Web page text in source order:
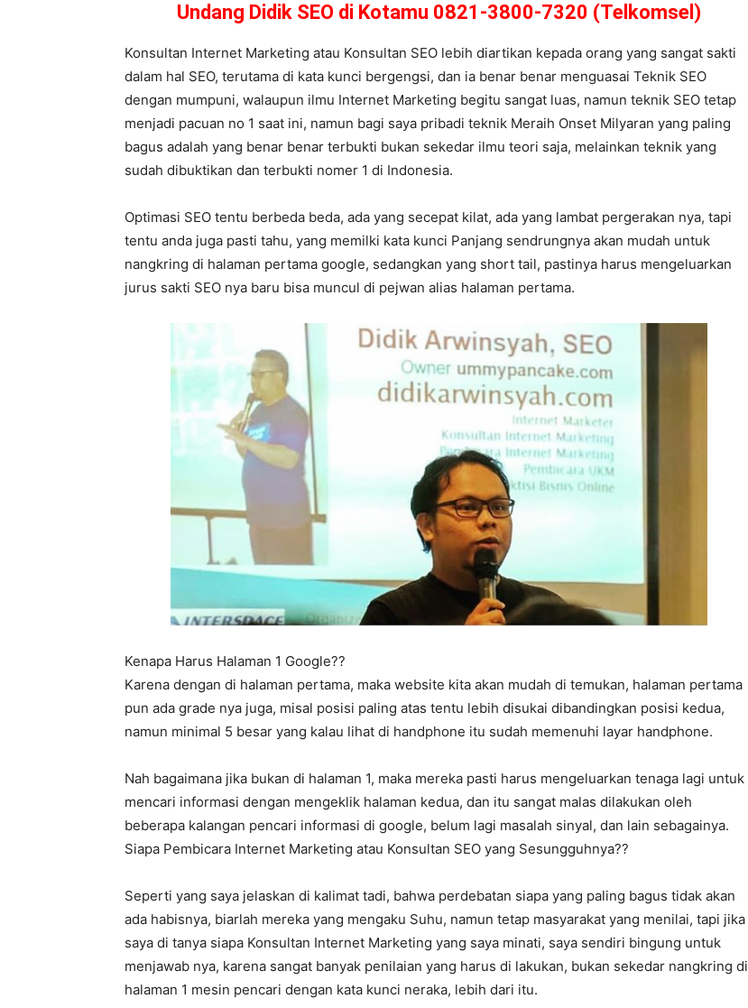
Undang Didik SEO di Kotamu 0821-3800-7320 (Telkomsel)
Konsultan Internet Marketing atau Konsultan SEO lebih diartikan kepada orang yang sangat sakti
dalam hal SEO, terutama di kata kunci bergengsi, dan ia benar benar menguasai Teknik SEO
dengan mumpuni, walaupun ilmu Internet Marketing begitu sangat luas, namun teknik SEO tetap
menjadi pacuan no 1 saat ini, namun bagi saya pribadi teknik Meraih Onset Milyaran yang paling
bagus adalah yang benar benar terbukti bukan sekedar ilmu teori saja, melainkan teknik yang
sudah dibuktikan dan terbukti nomer 1 di Indonesia.
Optimasi SEO tentu berbeda beda, ada yang secepat kilat, ada yang lambat pergerakan nya, tapi
tentu anda juga pasti tahu, yang memilki kata kunci Panjang sendrungnya akan mudah untuk
nangkring di halaman pertama google, sedangkan yang short tail, pastinya harus mengeluarkan
jurus sakti SEO nya baru bisa muncul di pejwan alias halaman pertama.
Kenapa Harus Halaman 1 Google??
Karena dengan di halaman pertama, maka website kita akan mudah di temukan, halaman pertama
pun ada grade nya juga, misal posisi paling atas tentu lebih disukai dibandingkan posisi kedua,
namun minimal 5 besar yang kalau lihat di handphone itu sudah memenuhi layar handphone.
Nah bagaimana jika bukan di halaman 1, maka mereka pasti harus mengeluarkan tenaga lagi untuk
mencari informasi dengan mengeklik halaman kedua, dan itu sangat malas dilakukan oleh
beberapa kalangan pencari informasi di google, belum lagi masalah sinyal, dan lain sebagainya.
Siapa Pembicara Internet Marketing atau Konsultan SEO yang Sesungguhnya??
Seperti yang saya jelaskan di kalimat tadi, bahwa perdebatan siapa yang paling bagus tidak akan
ada habisnya, biarlah mereka yang mengaku Suhu, namun tetap masyarakat yang menilai, tapi jika
saya di tanya siapa Konsultan Internet Marketing yang saya minati, saya sendiri bingung untuk
menjawab nya, karena sangat banyak penilaian yang harus di lakukan, bukan sekedar nangkring di
halaman 1 mesin pencari dengan kata kunci neraka, lebih dari itu.